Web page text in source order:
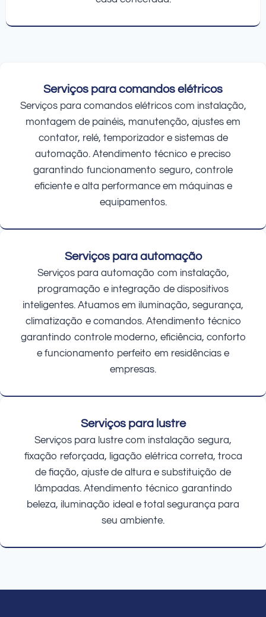
Serviços para comandos elétricos
Serviços para comandos elétricos com instalação,
montagem de painéis, manutenção, ajustes em
contator, relé, temporizador e sistemas de
automação. Atendimento técnico e preciso
garantindo funcionamento seguro, controle
eficiente e alta performance em máquinas e
equipamentos.
Serviços para automação
Serviços para automação com instalação,
programação e integração de dispositivos
inteligentes. Atuamos em iluminação, segurança,
climatização e comandos. Atendimento técnico
garantindo controle moderno, eficiência, conforto
e funcionamento perfeito em residências e
empresas.
Serviços para lustre
Serviços para lustre com instalação segura,
fixação reforçada, ligação elétrica correta, troca
de fiação, ajuste de altura e substituição de
lâmpadas. Atendimento técnico garantindo
beleza, iluminação ideal e total segurança para
seu ambiente.